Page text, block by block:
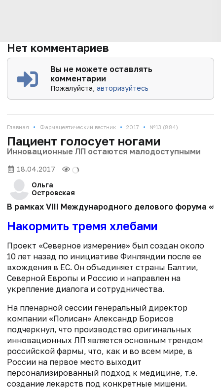
Нет комментариев
Вы не можете оставлять
комментарии
Пожалуйста,авторизуйтесь
Главная • Фармацевтический вестник • 2017 • №13 (884)
Пациент голосует ногами
Инновационные ЛП остаются малодоступными
18.04.2017
Ольга
Островская
В рамках VIII Международного делового форума
Накормить тремя хлебами
Проект «Северное измерение» был создан около
10 лет назад по инициативе Финляндии после ее
вхождения в ЕС. Он объединяет страны Балтии,
Северной Европы и Россию и направлен на
укрепление диалога и сотрудничества.
На пленарной сессии генеральный директор
компании «Полисан» Александр Борисов
подчеркнул, что производство оригинальных
инновационных ЛП является основным трендом
российской фармы, что, как и во всем мире, в
России на первое место выходит
персонализированный подход к медицине, т.е.
создание лекарств под конкретные мишени.